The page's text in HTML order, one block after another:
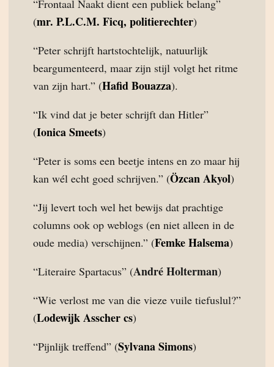
“Frontaal Naakt dient een publiek belang”
(mr. P.L.C.M. Ficq, politierechter)
“Peter schrijft hartstochtelijk, natuurlijk
beargumenteerd, maar zijn stijl volgt het ritme
van zijn hart.” (Hafid Bouazza).
“Ik vind dat je beter schrijft dan Hitler”
(Ionica Smeets)
“Peter is soms een beetje intens en zo maar hij
kan wél echt goed schrijven.” (Özcan Akyol)
“Jij levert toch wel het bewijs dat prachtige
columns ook op weblogs (en niet alleen in de
oude media) verschijnen.” (Femke Halsema)
“Literaire Spartacus” (André Holterman)
“Wie verlost me van die vieze vuile tiefuslul?”
(Lodewijk Asscher cs)
“Pijnlijk treffend” (Sylvana Simons)